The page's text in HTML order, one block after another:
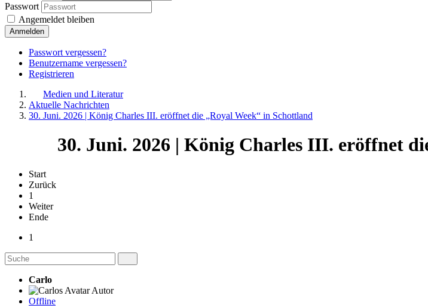
Passwort
Angemeldet bleiben
Anmelden
Passwort vergessen?
Benutzername vergessen?
Registrieren
Medien und Literatur
Aktuelle Nachrichten
30. Juni. 2026 | König Charles III. eröffnet die „Royal Week“ in Schottland
30. Juni. 2026 | König Charles III. eröffnet
Start
Zurück
1
Weiter
Ende
1
Carlo
Autor
Offline